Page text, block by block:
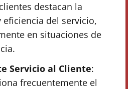
destacan la
eficiencia del servicio,
en situaciones de
Servicio al Cliente:
frecuentemente el